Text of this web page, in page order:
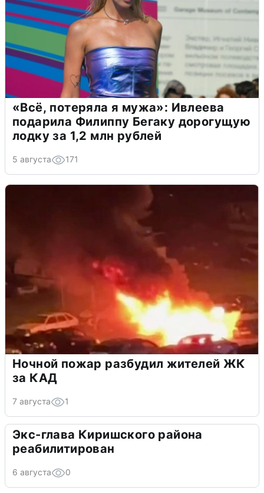
«Всё, потеряла я мужа»: Ивлеева
подарила Филиппу Бегаку дорогущую
лодку за 1,2 млн рублей
5 августа 171
Ночной пожар разбудил жителей ЖК
за КАД
7 августа 1
Экс-глава Киришского района
реабилитирован
6 августа 0